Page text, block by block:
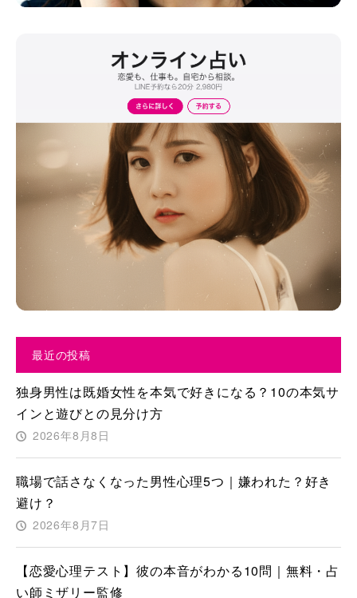
最近の投稿
独身男性は既婚女性を本気で好きになる？10の本気サ
インと遊びとの見分け方
2026年8月8日
職場で話さなくなった男性心理5つ｜嫌われた？好き
避け？
2026年8月7日
【恋愛心理テスト】彼の本音がわかる10問｜無料・占
い師ミザリー監修